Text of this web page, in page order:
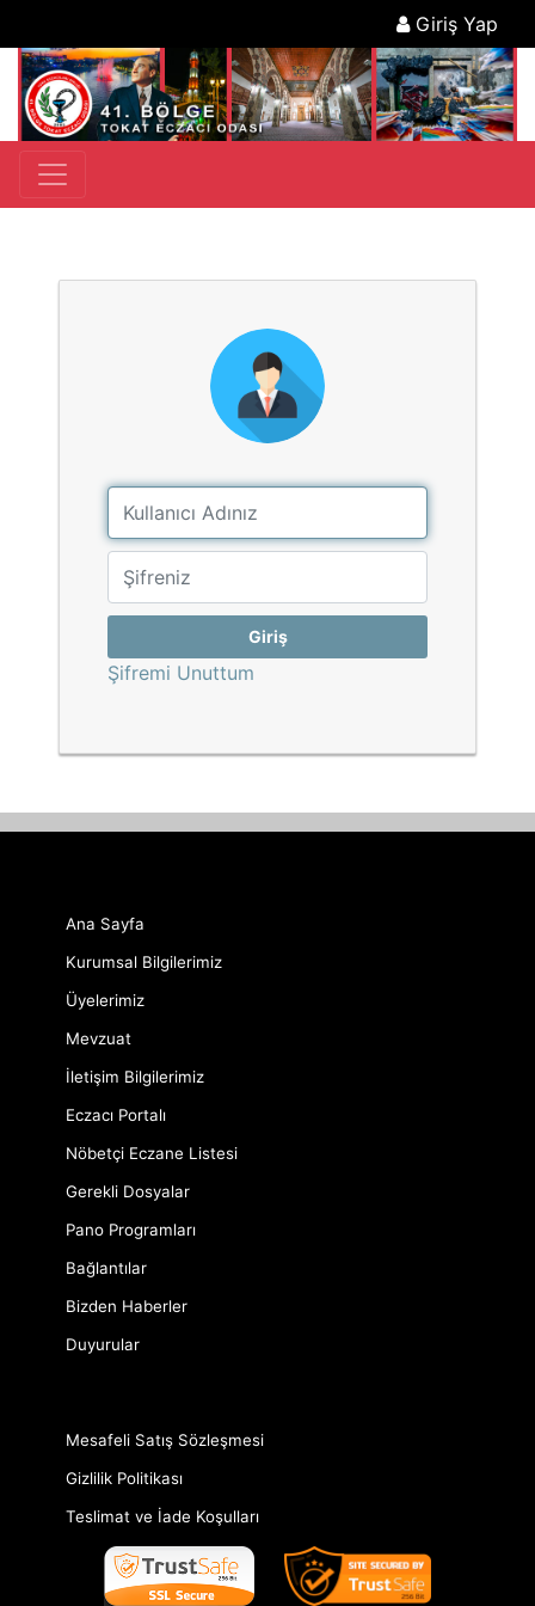
Giriş Yap
Giriş
Şifremi Unuttum
Ana Sayfa
Kurumsal Bilgilerimiz
Üyelerimiz
Mevzuat
İletişim Bilgilerimiz
Eczacı Portalı
Nöbetçi Eczane Listesi
Gerekli Dosyalar
Pano Programları
Bağlantılar
Bizden Haberler
Duyurular
Mesafeli Satış Sözleşmesi
Gizlilik Politikası
Teslimat ve İade Koşulları